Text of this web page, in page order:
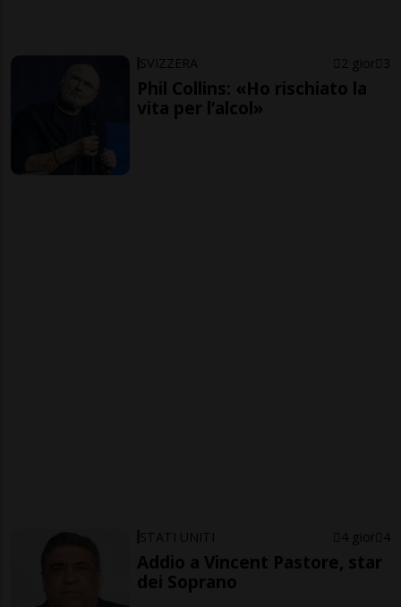
SVIZZERA 2 gior 3
Phil Collins: «Ho rischiato la
vita per l’alcol»
STATI UNITI 4 gior 4
Addio a Vincent Pastore, star
dei Soprano